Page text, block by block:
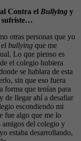
Contra el Bullying y
sufriste…
otras personas que yo
bullying que me
Lo que pienso es
el colegio hubiera
se hablara de esta
sin que eso fuera
forma que tenían para
de llegar ahí a desafiar
escondiendo mi
fue algo que me lo
amigos del colegio y
estaba desarrollando,